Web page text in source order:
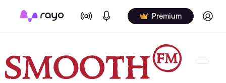
On Air Podcasts Premium Log in